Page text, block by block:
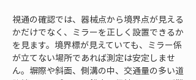
視通の確認では、器械点から境界点が見える
かだけでなく、ミラーを正しく設置できるか
を見ます。境界標が見えていても、ミラー係
が立てない場所であれば測定は安定しませ
ん。塀際や斜面、側溝の中、交通量の多い道